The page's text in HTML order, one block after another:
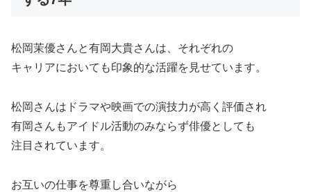
松岡茉優さんと有岡大貴さんは、それぞれの
キャリアにおいても印象的な活躍を見せています。
松岡さんはドラマや映画での演技力が高く評価され
有岡さんもアイドル活動のみならず俳優としても
注目されています。
お互いの仕事を尊重し合いながら